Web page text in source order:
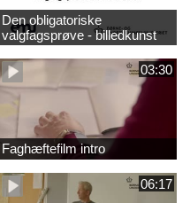
Den obligatoriske
valgfagsprøve - billedkunst
03:30
Faghæftefilm intro
06:17